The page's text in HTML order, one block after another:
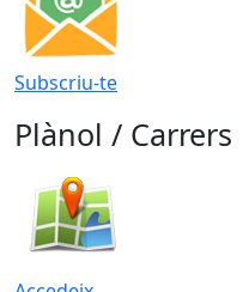
Subscriu-te
Plànol / Carrers